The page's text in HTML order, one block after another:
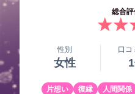
総合評
性別
女性
口コ
1
片想い 復縁 人間関係